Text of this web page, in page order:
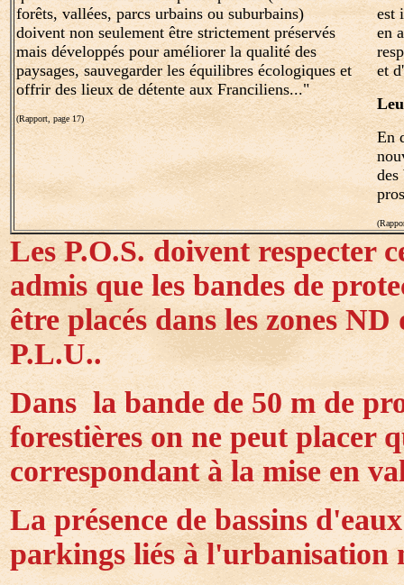
forêts, vallées, parcs urbains ou suburbains)
doivent non seulement être strictement préservés
mais développés pour améliorer la qualité des
paysages, sauvegarder les équilibres écologiques et
offrir des lieux de détente aux Franciliens..."
(Rapport, page 17)
est
en
et
En
des
Les P.O.S. doivent respecter
admis que les bandes de
être placés dans les zones ND
P.L.U..
Dans la bande de 50 m de
forestières on ne peut placer
correspondant à la mise en
La présence de bassins
parkings liés à l'urbanisation